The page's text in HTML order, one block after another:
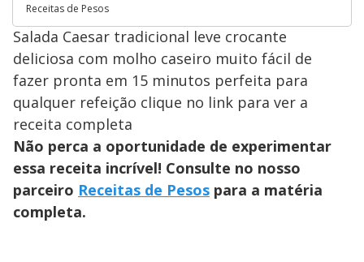
Receitas de Pesos
Salada Caesar tradicional leve crocante
deliciosa com molho caseiro muito fácil de
fazer pronta em 15 minutos perfeita para
qualquer refeição clique no link para ver a
receita completa
Não perca a oportunidade de experimentar
essa receita incrível! Consulte no nosso
parceiro Receitas de Pesos para a matéria
completa.